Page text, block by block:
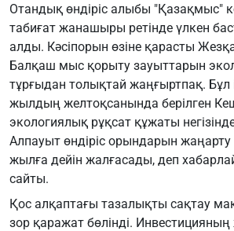
Отандық өндіріс алыбы "Қазақмыс"
табиғат жанашыры ретінде үлкен
алды. Кәсіпорын өзіне қарасты
Балқаш мыс қорыту зауыттарын
тұрғыдан толықтай жаңғыртпақ. Бұл
жылдың желтоқсанында берілген
экологиялық рұқсат құжаты
Алпауыт өндіріс орындарын жаңарту
жылға дейін жалғасады, деп
сайты.
Қос алқаптағы тазалықты сақтау
зор қаражат бөлінді.